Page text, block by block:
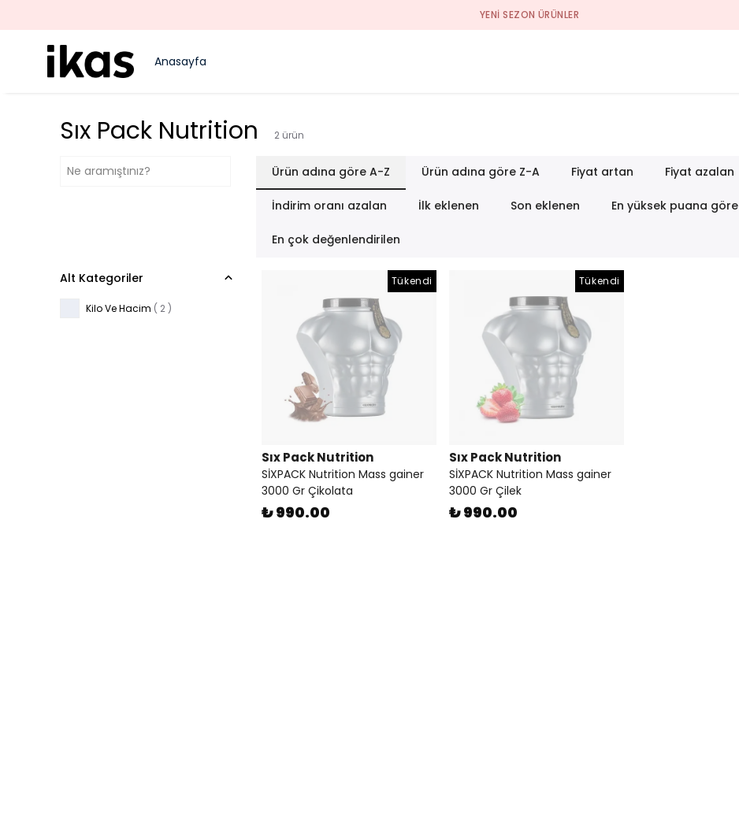
YENI SEZON ÜRÜNLER
Anasayfa
Sıx Pack Nutrition 2 ürün
Ürün adına göre A-Z Ürün adına göre Z-A Fiyat artan Fiyat azalan
İndirim oranı azalan İlk eklenen Son eklenen En yüksek puana göre
En çok değenlendirilen
Alt Kategoriler
Kilo Ve Hacim ( 2 )
Tükendi
Sıx Pack Nutrition
SİXPACK Nutrition Mass gainer
3000 Gr Çikolata
₺ 990.00
Tükendi
Sıx Pack Nutrition
SİXPACK Nutrition Mass gainer
3000 Gr Çilek
₺ 990.00